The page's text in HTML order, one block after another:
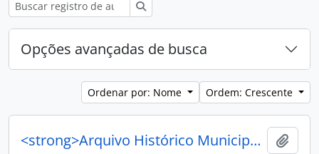
Opções avançadas de busca
Ordenar por: Nome Ordem: Crescente
<strong>Arquivo Histórico Municipal João Spadari Adami</strong>